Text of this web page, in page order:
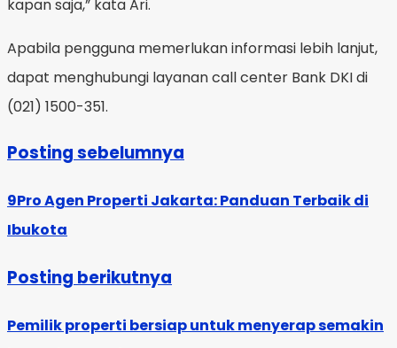
kapan saja,” kata Ari.
Apabila pengguna memerlukan informasi lebih lanjut,
dapat menghubungi layanan call center Bank DKI di
(021) 1500-351.
Posting sebelumnya
9Pro Agen Properti Jakarta: Panduan Terbaik di
Ibukota
Posting berikutnya
Pemilik properti bersiap untuk menyerap semakin